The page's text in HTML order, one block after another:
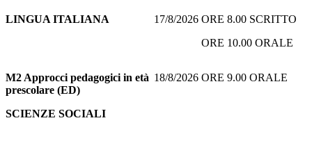
LINGUA ITALIANA
17/8/2026 ORE 8.00 SCRITTO
ORE 10.00 ORALE
M2 Approcci pedagogici in età
prescolare (ED)
SCIENZE SOCIALI
18/8/2026 ORE 9.00 ORALE